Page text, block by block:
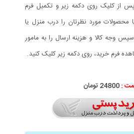
از کلیک روی دکمه زیر و تکمیل فرم
محصولات مورد نظرتان را درب منزل یا
وجه کالا و هزینه ارسال را به مامور
فرم خرید، روی دکمه زیر کلیک کنید.
:24800 تومان